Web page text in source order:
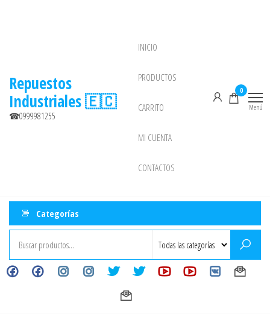
Repuestos
Industriales 🇪🇨
☎0999981255
INICIO
PRODUCTOS
CARRITO
MI CUENTA
CONTACTOS
0
Menú
Categorías